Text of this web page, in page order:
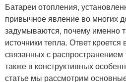
Батареи отопления,
привычное явление во многих
задумываются, почему именно
источники тепла. Ответ
связанных с
также в конструктивных
статье мы рассмотрим